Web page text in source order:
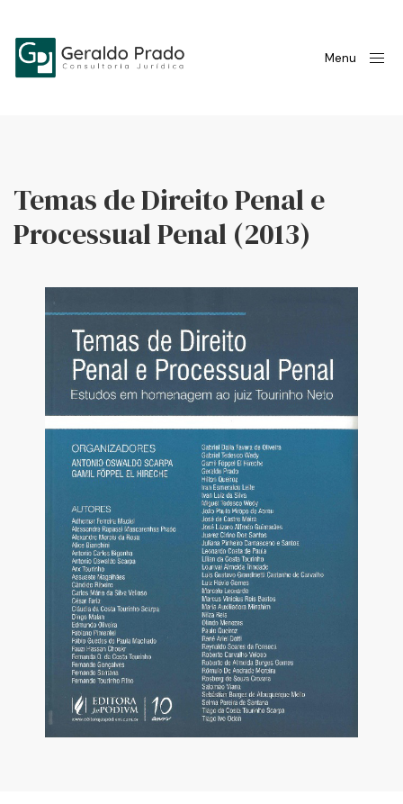
Menu
Temas de Direito Penal e
Processual Penal (2013)